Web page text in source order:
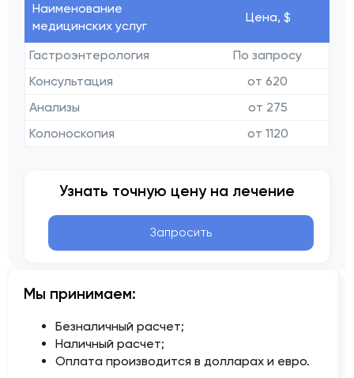
Наименование
медицинских услуг
Цена, $
Гастроэнтерология
По запросу
Консультация
от 620
Анализы
от 275
Колоноскопия
от 1120
Узнать точную цену на лечение
Запросить
Мы принимаем:
Безналичный расчет;
Наличный расчет;
Оплата производится в долларах и евро.